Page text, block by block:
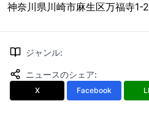
神奈川県川崎市麻生区万福寺1-
ジャンル:
ニュースのシェア:
X Facebook